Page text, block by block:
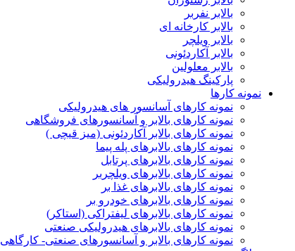
بالابر نفربر
بالابر کارخانه ای
بالابر ویلچر
بالابر آکاردئونی
بالابر معلولین
پارکینگ هیدرولیکی
نمونه کارها
نمونه کارهای آسانسور های هیدرولیکی
نمونه کارهای بالابر و آسانسورهای فروشگاهی
نمونه کارهای بالابر آکاردئونی (میز قیچی )
نمونه کارهای بالابرهای پله پیما
نمونه کارهای بالابرهای پرتابل
نمونه کارهای بالابرهای ویلچربر
نمونه کارهای بالابرهای غذا بر
نمونه کارهای بالابرهای خودرو بر
نمونه کارهای بالابرهای لیفتراکی (استاکر)
نمونه کارهای بالابرهای هیدرولیکی صنعتی
نمونه کارهای بالابر و آسانسورهای صنعتی- کارگاهی